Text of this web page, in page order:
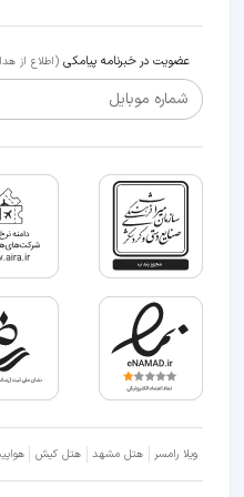
عضویت در خبرنامه پیامکی (اطلاع از
شماره موبایل
ویلا رامسر هتل مشهد هتل کیش